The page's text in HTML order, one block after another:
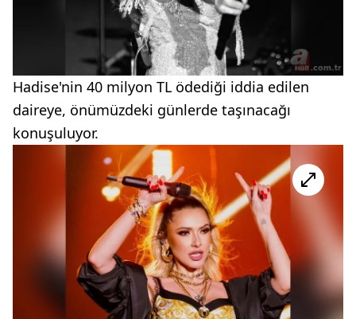
Hadise'nin 40 milyon TL ödediği iddia edilen
daireye, önümüzdeki günlerde taşınacağı
konuşuluyor.